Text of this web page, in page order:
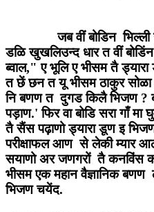
जब वीं बोडिन भिल्ली
डळि खुखलिउन्द धार त वीं
ब्वाल," ए भूलि ए भीसम तै
त छें छन त यू भीसम ठाकुर
नि बणण त दुगड किलै भिजण ?
पड़ाण.' फिर वा बोडि सरा गाँ
तै सैंस पढ़ाणो ड्यारा डूण इ
परीक्षाफल आण से लेकी म्यार आठ
सयाणो अर जणगरों तै कनविंस
भीसम एक महान वैज्ञानिक
भिजण चयेंद.